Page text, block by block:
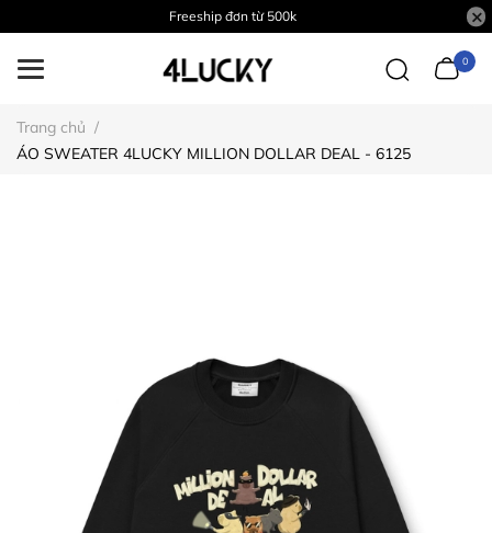
Freeship đơn từ 500k
0
Trang chủ /
ÁO SWEATER 4LUCKY MILLION DOLLAR DEAL - 6125